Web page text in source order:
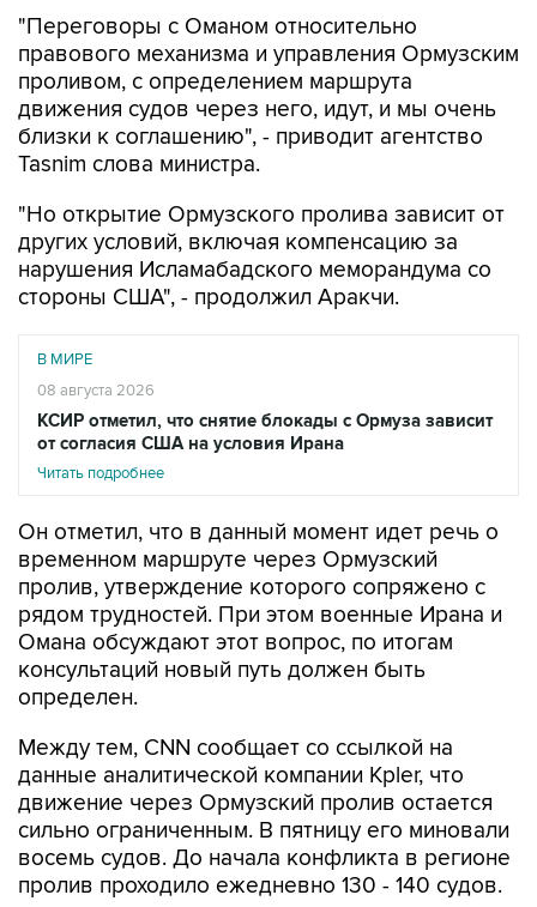
"Переговоры с Оманом относительно
правового механизма и управления Ормузским
проливом, с определением маршрута
движения судов через него, идут, и мы очень
близки к соглашению", - приводит агентство
Tasnim слова министра.
"Но открытие Ормузского пролива зависит от
других условий, включая компенсацию за
нарушения Исламабадского меморандума со
стороны США", - продолжил Аракчи.
В МИРЕ
08 августа 2026
КСИР отметил, что снятие блокады с Ормуза зависит
от согласия США на условия Ирана
Читать подробнее
Он отметил, что в данный момент идет речь о
временном маршруте через Ормузский
пролив, утверждение которого сопряжено с
рядом трудностей. При этом военные Ирана и
Омана обсуждают этот вопрос, по итогам
консультаций новый путь должен быть
определен.
Между тем, CNN сообщает со ссылкой на
данные аналитической компании Kpler, что
движение через Ормузский пролив остается
сильно ограниченным. В пятницу его миновали
восемь судов. До начала конфликта в регионе
пролив проходило ежедневно 130 - 140 судов.